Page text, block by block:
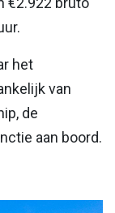
het
van
de
aan boord.